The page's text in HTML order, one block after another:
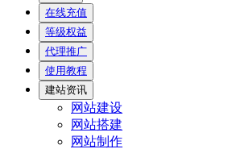
在线充值
等级权益
代理推广
使用教程
建站资讯
网站建设
网站搭建
网站制作